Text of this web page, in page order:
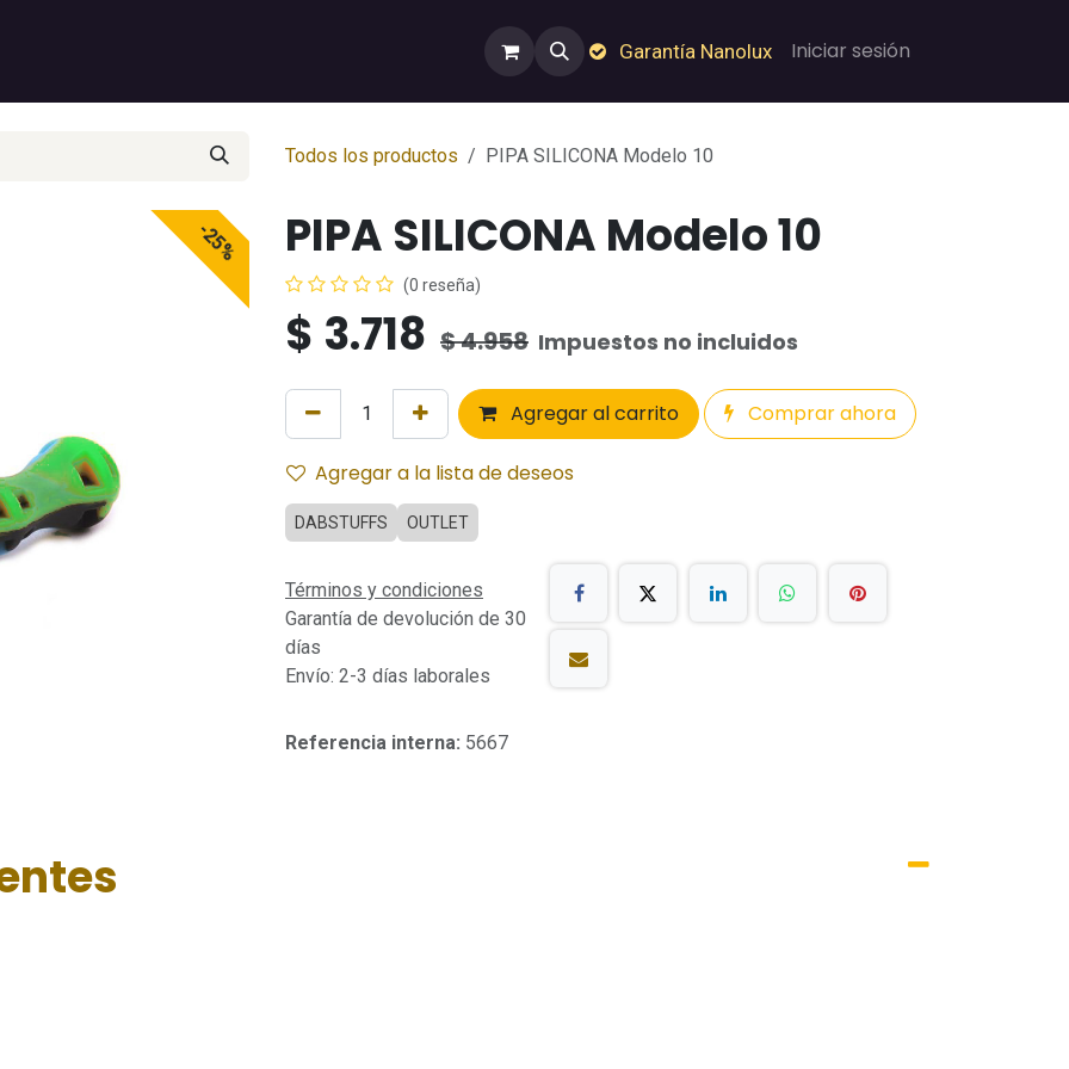
Sobre Nosotros Empleos Garantía de Nanolux
Garantía Nanolux Iniciar sesión
Todos los productos PIPA SILICONA Modelo 10
-25% PIPA SILICONA Modelo 10
(0 reseña)
$ 3.718 $4.958 Impuestos no incluidos
Agregar al carrito Comprar ahora
Agregar a la lista de deseos
DABSTUFFS OUTLET
Términos y condiciones
Garantía de devolución de 30
días
Envío: 2-3 días laborales
Referencia interna: 5667